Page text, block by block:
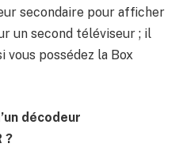
secondaire pour afficher
un second téléviseur ; il
vous possédez la Box
décodeur
?